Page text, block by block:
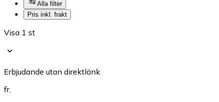
Alla filter
Pris inkl. frakt
Visa 1 st
Erbjudande utan direktlänk
fr.